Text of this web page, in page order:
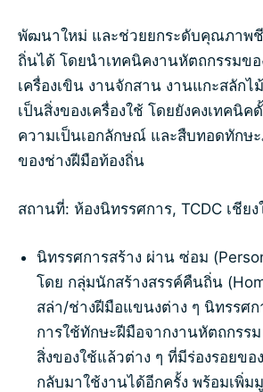
พัฒนาใหม่ และช่วยยกระดับคุณภาพ
ถิ่นได้ โดยนำเทคนิคงานหัตถกรรมข
เครื่องเขิน งานจักสาน งานแกะสลักไ
เป็นสิ่งของเครื่องใช้ โดยยังคงเทคนิค
ความเป็นเอกลักษณ์ และสืบทอดทัก
ของช่างฝีมือท้องถิ่น
สถานที่: ห้องนิทรรศการ, TCDC เชียง
นิทรรศการสร้าง ผ่าน ซ่อม
โดย กลุ่มนักสร้างสรรค์คืนถิ่น
สล่า/ช่างฝีมือแขนงต่าง ๆ นิทรรศก
การใช้ทักษะฝีมือจากงานหัตถกรร
สิ่งของใช้แล้วต่าง ๆ ที่มีร่องรอยขอ
กลับมาใช้งานได้อีกครั้ง พร้อมเพิ่